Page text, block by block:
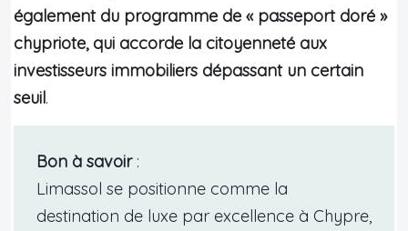
également du programme de « passeport doré »
chypriote, qui accorde la citoyenneté aux
investisseurs immobiliers dépassant un certain
seuil.
Bon à savoir:
Limassol se positionne comme la
destination de luxe par excellence à Chypre,